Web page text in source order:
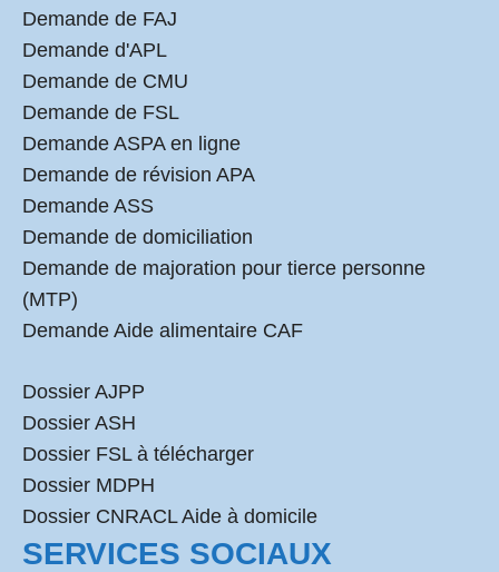
Demande de FAJ
Demande d'APL
Demande de CMU
Demande de FSL
Demande ASPA en ligne
Demande de révision APA
Demande ASS
Demande de domiciliation
Demande de majoration pour tierce personne
(MTP)
Demande Aide alimentaire CAF
Dossier AJPP
Dossier ASH
Dossier FSL à télécharger
Dossier MDPH
Dossier CNRACL Aide à domicile
SERVICES SOCIAUX